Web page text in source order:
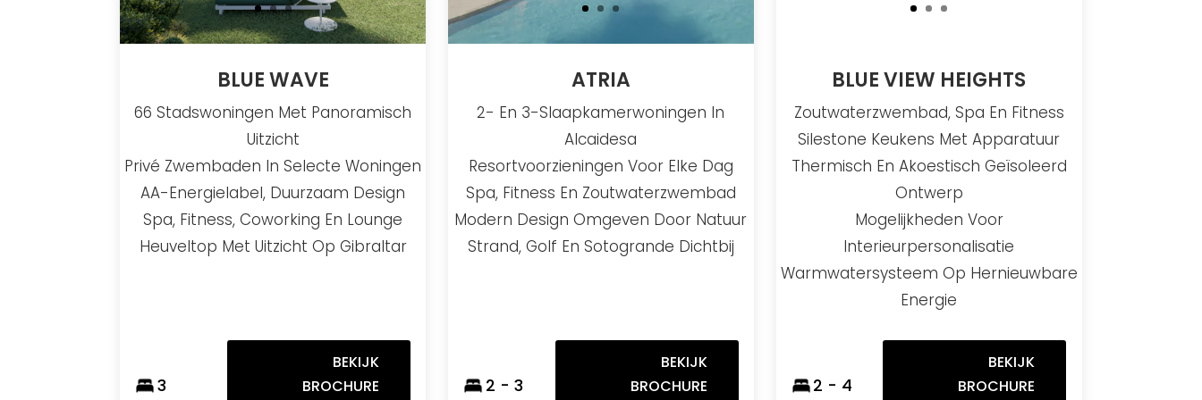
BLUE WAVE
66 Stadswoningen Met Panoramisch
Uitzicht
Privé Zwembaden In Selecte Woningen
AA-Energielabel, Duurzaam Design
Spa, Fitness, Coworking En Lounge
Heuveltop Met Uitzicht Op Gibraltar
3
BEKIJK
BROCHURE
ATRIA
2- En 3-Slaapkamerwoningen In
Alcaidesa
Resortvoorzieningen Voor Elke Dag
Spa, Fitness En Zoutwaterzwembad
Modern Design Omgeven Door Natuur
Strand, Golf En Sotogrande Dichtbij
2 - 3
BEKIJK
BROCHURE
BLUE VIEW HEIGHTS
Zoutwaterzwembad, Spa En Fitness
Silestone Keukens Met Apparatuur
Thermisch En Akoestisch Geïsoleerd
Ontwerp
Mogelijkheden Voor
Interieurpersonalisatie
Warmwatersysteem Op Hernieuwbare
Energie
2 - 4
BEKIJK
BROCHURE